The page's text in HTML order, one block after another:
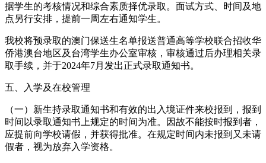
据学生的考核情况和综合素质择优录取。面试方式、时间及地
点另行安排，提前一周左右通知学生。
我校将预录取的澳门保送生名单报送普通高等学校联合招收华
侨港澳台地区及台湾学生办公室审核，审核通过后办理相关录
取手续，并于2024年7月发出正式录取通知书。
五、入学及在校管理
（一）新生持录取通知书和有效的出入境证件来校报到，报到
时间以录取通知书上规定的时间为准。因故不能按时报到者，
应提前向学校请假，并获得批准。在规定时间内未报到又未请
假者，视为放弃入学资格。